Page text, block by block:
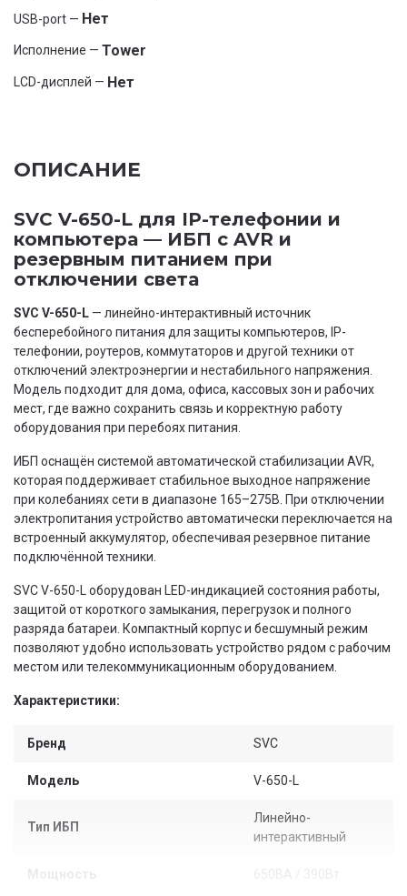
USB-port — Нет
Исполнение — Tower
LCD-дисплей — Нет
ОПИСАНИЕ
SVC V-650-L для IP-телефонии и
компьютера — ИБП с AVR и
резервным питанием при
отключении света
SVC V-650-L — линейно-интерактивный источник
бесперебойного питания для защиты компьютеров, IP-
телефонии, роутеров, коммутаторов и другой техники от
отключений электроэнергии и нестабильного напряжения.
Модель подходит для дома, офиса, кассовых зон и рабочих
мест, где важно сохранить связь и корректную работу
оборудования при перебоях питания.
ИБП оснащён системой автоматической стабилизации AVR,
которая поддерживает стабильное выходное напряжение
при колебаниях сети в диапазоне 165–275В. При отключении
электропитания устройство автоматически переключается на
встроенный аккумулятор, обеспечивая резервное питание
подключённой техники.
SVC V-650-L оборудован LED-индикацией состояния работы,
защитой от короткого замыкания, перегрузок и полного
разряда батареи. Компактный корпус и бесшумный режим
позволяют удобно использовать устройство рядом с рабочим
местом или телекоммуникационным оборудованием.
Характеристики:
Бренд SVC
Модель V-650-L
Тип ИБП
Линейно-
интерактивный